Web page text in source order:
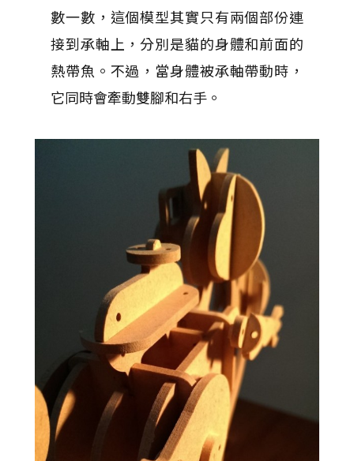
數一數，這個模型其實只有兩個部份連
接到承軸上，分別是貓的身體和前面的
熱帶魚。不過，當身體被承軸帶動時，
它同時會牽動雙腳和右手。